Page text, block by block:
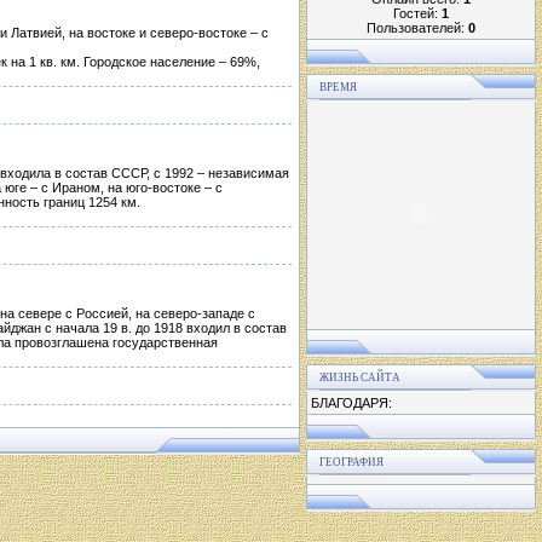
на востоке и северо-востоке – с
1 кв. км. Городское население – 69%,
в состав СССР, с 1992 – независимая
– с Ираном, на юго-востоке – с
границ 1254 км.
севере с Россией, на северо-западе с
с начала 19 в. до 1918 входил в состав
провозглашена государственная
Гостей: 1
Пользователей: 0
ВРЕМЯ
ЖИЗНЬ САЙТА
БЛАГОДАРЯ:
ГЕОГРАФИЯ